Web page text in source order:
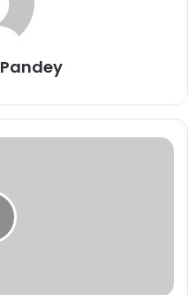
लाभ आसानी से पहुंचाने के लिए
जा रही है। इसमें 27 तरह की सेवाएं
जाए बिना उपलब्ध कराई जा रही
पंचायतों अंबागढ़ चौकी और गौरेला